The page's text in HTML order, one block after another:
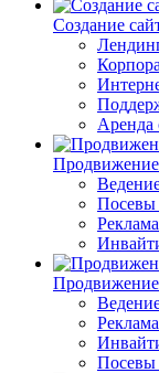
Создание
Аренда
Продвижение
Посевы